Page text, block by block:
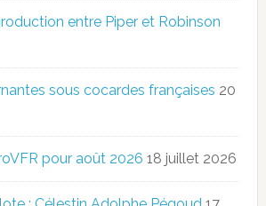
entre Piper et Robinson
sous cocardes françaises 20
pour août 2026 18 juillet 2026